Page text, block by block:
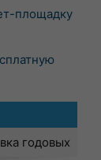
площадку
годовых